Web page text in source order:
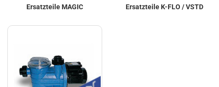
Ersatzteile MAGIC Ersatzteile K-FLO / VSTD